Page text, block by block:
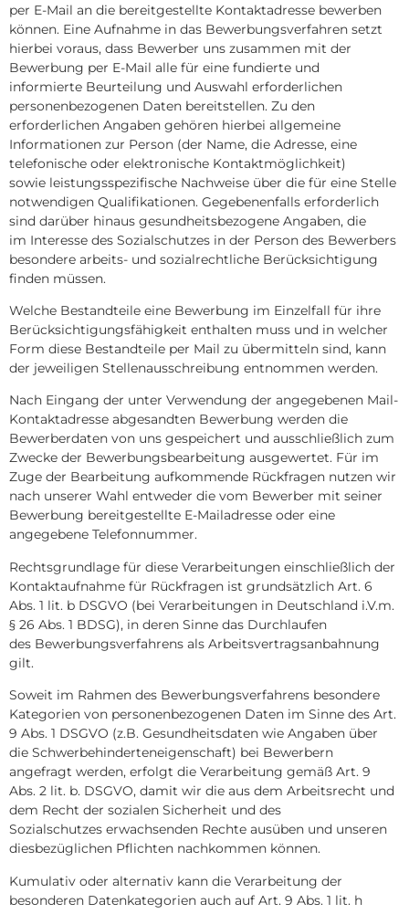
per E-Mail an die bereitgestellte Kontaktadresse bewerben
können. Eine Aufnahme in das Bewerbungsverfahren setzt
hierbei voraus, dass Bewerber uns zusammen mit der
Bewerbung per E-Mail alle für eine fundierte und
informierte Beurteilung und Auswahl erforderlichen
personenbezogenen Daten bereitstellen. Zu den
erforderlichen Angaben gehören hierbei allgemeine
Informationen zur Person (der Name, die Adresse, eine
telefonische oder elektronische Kontaktmöglichkeit)
sowie leistungsspezifische Nachweise über die für eine Stelle
notwendigen Qualifikationen. Gegebenenfalls erforderlich
sind darüber hinaus gesundheitsbezogene Angaben, die
im Interesse des Sozialschutzes in der Person des Bewerbers
besondere arbeits- und sozialrechtliche Berücksichtigung
finden müssen.
Welche Bestandteile eine Bewerbung im Einzelfall für ihre
Berücksichtigungsfähigkeit enthalten muss und in welcher
Form diese Bestandteile per Mail zu übermitteln sind, kann
der jeweiligen Stellenausschreibung entnommen werden.
Nach Eingang der unter Verwendung der angegebenen Mail-
Kontaktadresse abgesandten Bewerbung werden die
Bewerberdaten von uns gespeichert und ausschließlich zum
Zwecke der Bewerbungsbearbeitung ausgewertet. Für im
Zuge der Bearbeitung aufkommende Rückfragen nutzen wir
nach unserer Wahl entweder die vom Bewerber mit seiner
Bewerbung bereitgestellte E-Mailadresse oder eine
angegebene Telefonnummer.
Rechtsgrundlage für diese Verarbeitungen einschließlich der
Kontaktaufnahme für Rückfragen ist grundsätzlich Art. 6
Abs. 1 lit. b DSGVO (bei Verarbeitungen in Deutschland i.V.m.
§ 26 Abs. 1 BDSG), in deren Sinne das Durchlaufen
des Bewerbungsverfahrens als Arbeitsvertragsanbahnung
gilt.
Soweit im Rahmen des Bewerbungsverfahrens besondere
Kategorien von personenbezogenen Daten im Sinne des Art.
9 Abs. 1 DSGVO (z.B. Gesundheitsdaten wie Angaben über
die Schwerbehinderteneigenschaft) bei Bewerbern
angefragt werden, erfolgt die Verarbeitung gemäß Art. 9
Abs. 2 lit. b. DSGVO, damit wir die aus dem Arbeitsrecht und
dem Recht der sozialen Sicherheit und des
Sozialschutzes erwachsenden Rechte ausüben und unseren
diesbezüglichen Pflichten nachkommen können.
Kumulativ oder alternativ kann die Verarbeitung der
besonderen Datenkategorien auch auf Art. 9 Abs. 1 lit. h